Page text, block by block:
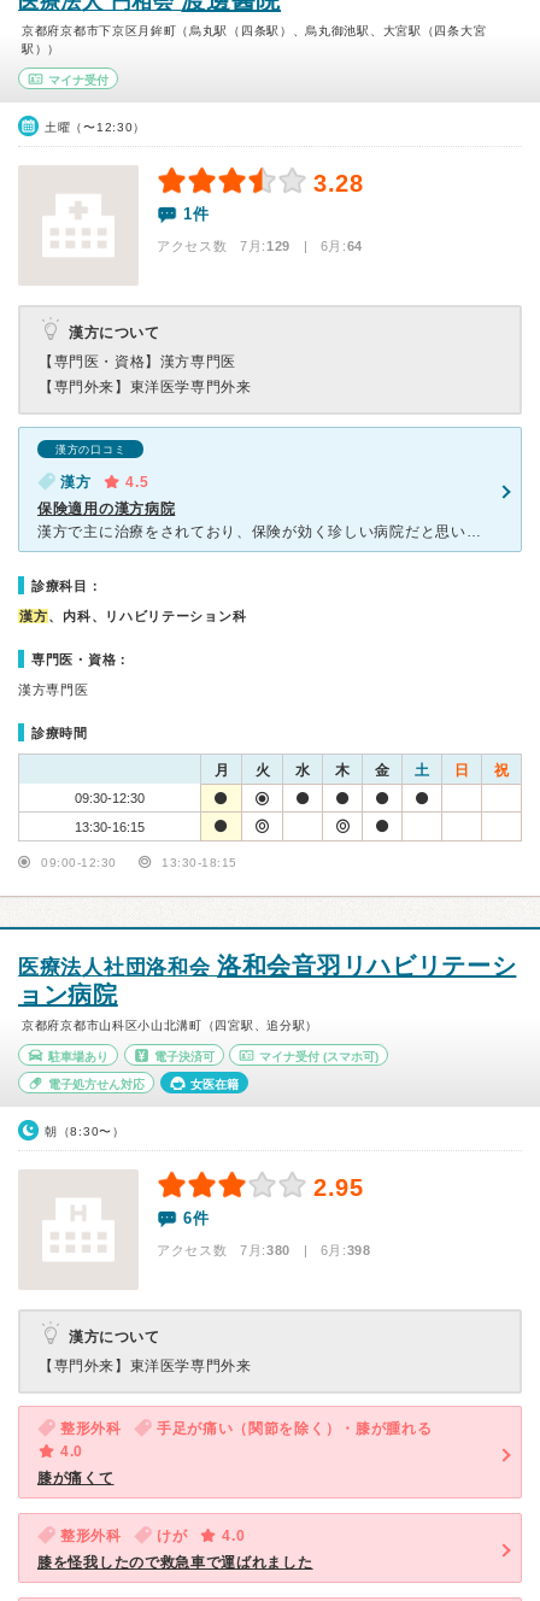
京都府京都市下京区月鉾町（烏丸駅（四条駅）、烏丸御池駅、大宮駅（四条大宮
駅））
マイナ受付
土曜（〜12:30）
3.28
1件
アクセス数 7月:129 | 6月:64
漢方について
【専門医・資格】 漢方専門医
【専門外来】 東洋医学専門外来
漢方の口コミ
漢方
4.5
保険適用の漢方病院
漢方で主に治療をされており、保険が効く珍しい病院だと思います。診察も、脈を見たり舌を見たり横になり腹診をうけたり、普通の内科とは異なります。先生は漢方の世界ではとても有名なようです。漢方を処方するだけ
診療科目：
漢方、内科、リハビリテーション科
専門医・資格：
漢方専門医
診療時間
月 火 水 木 金 土 日 祝
09:30-12:30
13:30-16:15
09:00-12:30 13:30-18:15
医療法人社団洛和会 洛和会音羽リハビリテーシ
ョン病院
京都府京都市山科区小山北溝町（四宮駅、追分駅）
駐車場あり 電子決済可 マイナ受付 (スマホ可)
電子処方せん対応 女医在籍
朝（8:30〜）
2.95
6件
アクセス数 7月:380 | 6月:398
漢方について
【専門外来】 東洋医学専門外来
整形外科
手足が痛い（関節を除く）・膝が腫れる
4.0
膝が痛くて
整形外科 けが
4.0
膝を怪我したので救急車で運ばれました